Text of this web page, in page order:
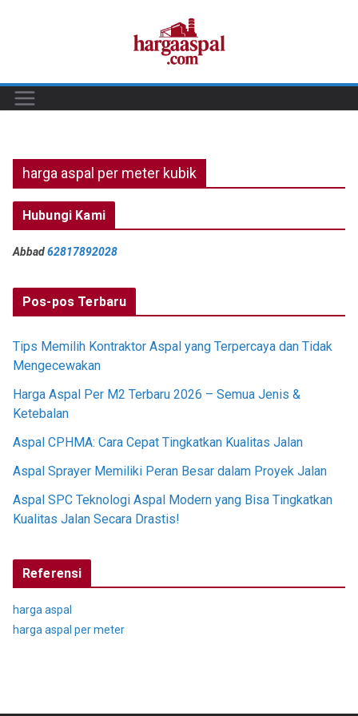
harga aspal per meter kubik
Hubungi Kami
Abbad62817892028
Pos-pos Terbaru
Tips Memilih Kontraktor Aspal yang Terpercaya dan Tidak
Mengecewakan
Harga Aspal Per M2 Terbaru 2026 – Semua Jenis &
Ketebalan
Aspal CPHMA: Cara Cepat Tingkatkan Kualitas Jalan
Aspal Sprayer Memiliki Peran Besar dalam Proyek Jalan
Aspal SPC Teknologi Aspal Modern yang Bisa Tingkatkan
Kualitas Jalan Secara Drastis!
Referensi
harga aspal
harga aspal per meter